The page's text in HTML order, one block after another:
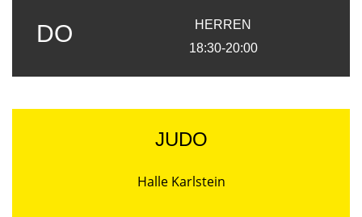
DO
HERREN
18:30-20:00
JUDO
Halle Karlstein